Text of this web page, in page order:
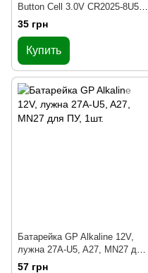
Button Cell 3.0V CR2025-8U5
1шт.
35 грн
Купить
Батарейка GP Alkaline 12V,
лужна 27A-U5, A27, MN27 для
ПУ, 1шт.
57 грн